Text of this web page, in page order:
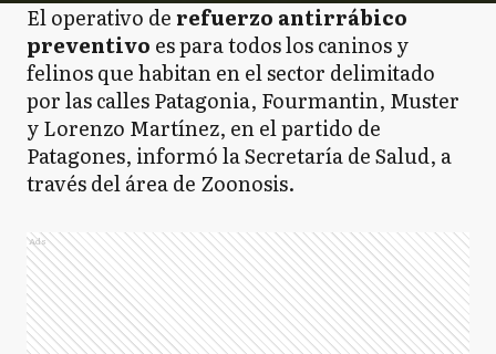
El operativo de refuerzo antirrábico
preventivo es para todos los caninos y
felinos que habitan en el sector delimitado
por las calles Patagonia, Fourmantin, Muster
y Lorenzo Martínez, en el partido de
Patagones, informó la Secretaría de Salud, a
través del área de Zoonosis.
Ads